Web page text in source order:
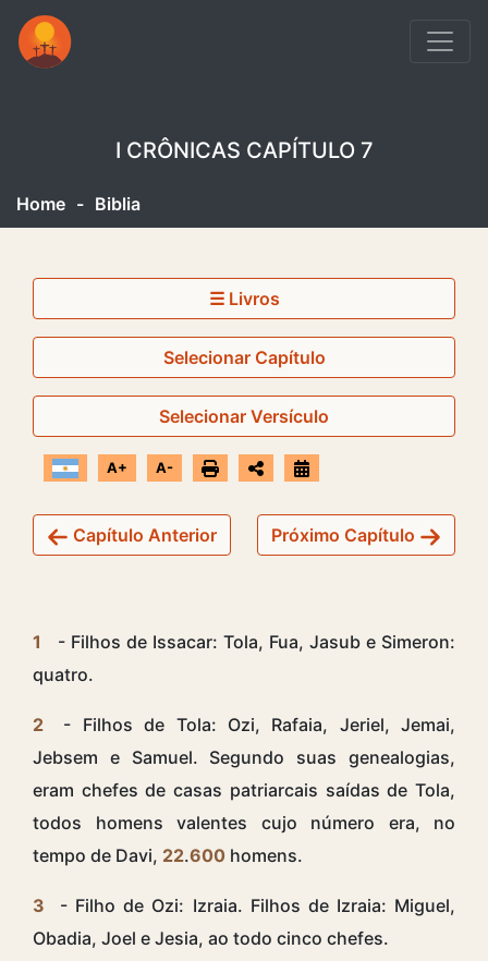
I CRÔNICAS CAPÍTULO 7
Home - Biblia
☰ Livros
Selecionar Capítulo
Selecionar Versículo
A+ A-
Capítulo Anterior Próximo Capítulo
1
- Filhos de Issacar: Tola, Fua, Jasub e Simeron:
quatro.
2
- Filhos de Tola: Ozi, Rafaia, Jeriel, Jemai,
Jebsem e Samuel. Segundo suas genealogias,
eram chefes de casas patriarcais saídas de Tola,
todos homens valentes cujo número era, no
tempo de Davi, 22.600 homens.
3
- Filho de Ozi: Izraia. Filhos de Izraia: Miguel,
Obadia, Joel e Jesia, ao todo cinco chefes.